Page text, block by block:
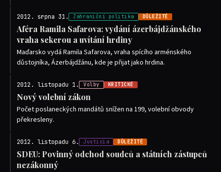
2012. srpna 31. Zahraniční politika DŮLEŽITÉ
Aféra Ramila Safarova: vydání ázerbájdžánského
vraha sekerou a uvítání hrdiny
Maďarsko vydá Ramila Safarova, vraha spícího arménského
důstojníka, Ázerbájdžánu, kde je přijat jako hrdina.
2012. listopadu 1. Volby KRITICKÉ
Nový volební zákon
Počet poslaneckých mandátů snížen na 199, volební obvody
překresleny.
2012. listopadu 6. Justicia DŮLEŽITÉ
SDEU: Povinný odchod soudců a státních zástupců
nezákonný